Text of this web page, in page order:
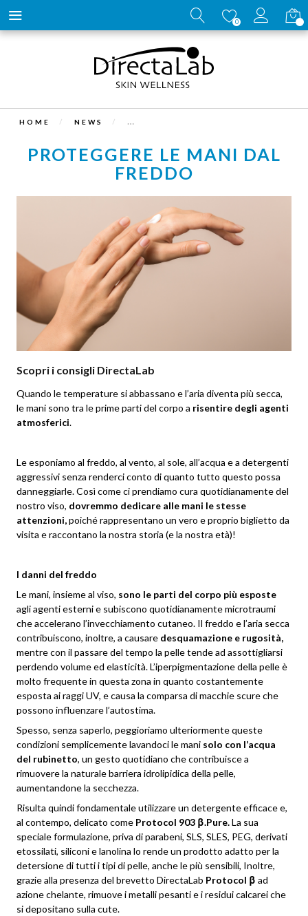
0
HOME NEWS
PROTEGGERE LE MANI DAL
FREDDO
Scopri i consigli DirectaLab
Quando le temperature si abbassano e l’aria diventa più secca,
le mani sono tra le prime parti del corpo a risentire degli agenti
atmosferici.
Le esponiamo al freddo, al vento, al sole, all’acqua e a detergenti
aggressivi senza renderci conto di quanto tutto questo possa
danneggiarle. Così come ci prendiamo cura quotidianamente del
nostro viso, dovremmo dedicare alle mani le stesse
attenzioni,poiché rappresentano un vero e proprio biglietto da
visita e raccontano la nostra storia (e la nostra età)!
I danni del freddo
Le mani, insieme al viso, sono le parti del corpo più esposte
agli agenti esterni e subiscono quotidianamente microtraumi
che accelerano l’invecchiamento cutaneo. Il freddo e l’aria secca
contribuiscono, inoltre, a causare desquamazione e rugosità,
mentre con il passare del tempo la pelle tende ad assottigliarsi
perdendo volume ed elasticità. L’iperpigmentazione della pelle è
molto frequente in questa zona in quanto costantemente
esposta ai raggi UV, e causa la comparsa di macchie scure che
possono influenzare l’autostima.
Spesso, senza saperlo, peggioriamo ulteriormente queste
condizioni semplicemente lavandoci le mani solo con l’acqua
del rubinetto, un gesto quotidiano che contribuisce a
rimuovere la naturale barriera idrolipidica della pelle,
aumentandone la secchezza.
Risulta quindi fondamentale utilizzare un detergente efficace e,
al contempo, delicato come Protocol 903 β.Pure.La sua
speciale formulazione, priva di parabeni, SLS, SLES, PEG, derivati
etossilati, siliconi e lanolina lo rende un prodotto adatto per la
detersione di tutti i tipi di pelle, anche le più sensibili, Inoltre,
grazie alla presenza del brevetto DirectaLab Protocol β ad
azione chelante, rimuove i metalli pesanti e i residui calcarei che
si depositano sulla cute.